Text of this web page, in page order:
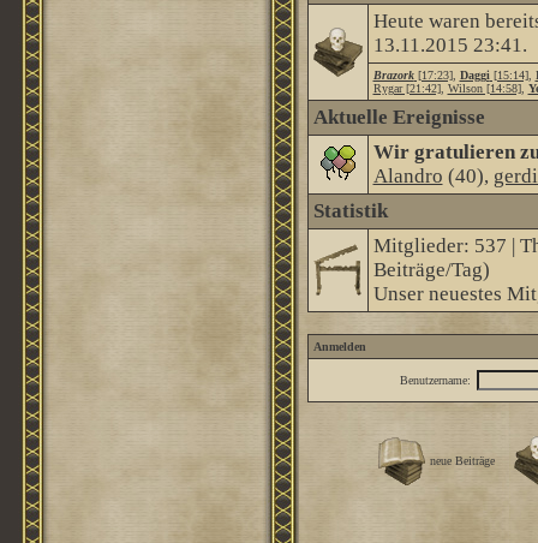
Heute waren
13.11.2015 23:41.
Brazork[17:23], Daggi [15:14],
Rygar [21:42], Wilson [14:58],
Aktuelle Ereignisse
Wir gratulieren
Alandro (40),
Statistik
Mitglieder: 537 |
Beiträge/Tag)
Unser neuestes
Anmelden
Benutzername:
neue Beiträge